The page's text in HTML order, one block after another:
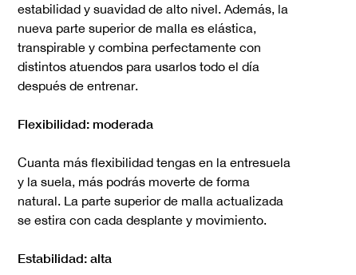
estabilidad y suavidad de alto nivel. Además, la
nueva parte superior de malla es elástica,
transpirable y combina perfectamente con
distintos atuendos para usarlos todo el día
después de entrenar.
Flexibilidad: moderada
Cuanta más flexibilidad tengas en la entresuela
y la suela, más podrás moverte de forma
natural. La parte superior de malla actualizada
se estira con cada desplante y movimiento.
Estabilidad: alta